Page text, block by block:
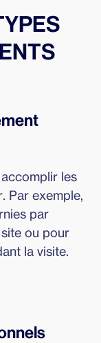
les
Par exemple,
par
ou pour
la visite.